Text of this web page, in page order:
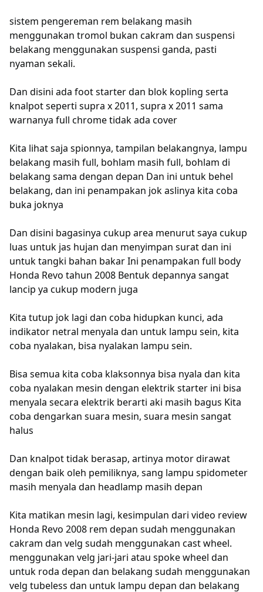
sistem pengereman rem belakang masih
menggunakan tromol bukan cakram dan suspensi
belakang menggunakan suspensi ganda, pasti
nyaman sekali.
Dan disini ada foot starter dan blok kopling serta
knalpot seperti supra x 2011, supra x 2011 sama
warnanya full chrome tidak ada cover
Kita lihat saja spionnya, tampilan belakangnya, lampu
belakang masih full, bohlam masih full, bohlam di
belakang sama dengan depan Dan ini untuk behel
belakang, dan ini penampakan jok aslinya kita coba
buka joknya
Dan disini bagasinya cukup area menurut saya cukup
luas untuk jas hujan dan menyimpan surat dan ini
untuk tangki bahan bakar Ini penampakan full body
Honda Revo tahun 2008 Bentuk depannya sangat
lancip ya cukup modern juga
Kita tutup jok lagi dan coba hidupkan kunci, ada
indikator netral menyala dan untuk lampu sein, kita
coba nyalakan, bisa nyalakan lampu sein.
Bisa semua kita coba klaksonnya bisa nyala dan kita
coba nyalakan mesin dengan elektrik starter ini bisa
menyala secara elektrik berarti aki masih bagus Kita
coba dengarkan suara mesin, suara mesin sangat
halus
Dan knalpot tidak berasap, artinya motor dirawat
dengan baik oleh pemiliknya, sang lampu spidometer
masih menyala dan headlamp masih depan
Kita matikan mesin lagi, kesimpulan dari video review
Honda Revo 2008 rem depan sudah menggunakan
cakram dan velg sudah menggunakan cast wheel.
menggunakan velg jari-jari atau spoke wheel dan
untuk roda depan dan belakang sudah menggunakan
velg tubeless dan untuk lampu depan dan belakang